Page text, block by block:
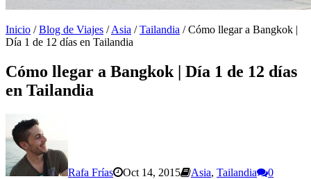
Inicio /Blog de Viajes /Asia /Tailandia /Cómo llegar a Bangkok |
Día 1 de 12 días en Tailandia
Cómo llegar a Bangkok | Día 1 de 12 días
en Tailandia
Rafa Frías Oct 14, 2015 Asia, Tailandia
0